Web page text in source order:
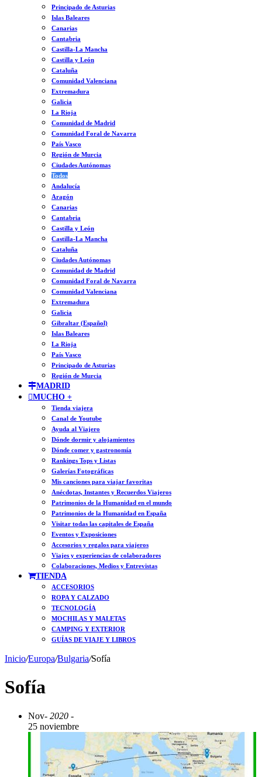
Principado de Asturias
Islas Baleares
Canarias
Cantabria
Castilla-La Mancha
Castilla y León
Cataluña
Comunidad Valenciana
Extremadura
Galicia
La Rioja
Comunidad de Madrid
Comunidad Foral de Navarra
País Vasco
Región de Murcia
Ciudades Autónomas
Todos
Andalucía
Aragón
Canarias
Cantabria
Castilla y León
Castilla-La Mancha
Cataluña
Ciudades Autónomas
Comunidad de Madrid
Comunidad Foral de Navarra
Comunidad Valenciana
Extremadura
Galicia
Gibraltar (Español)
Islas Baleares
La Rioja
País Vasco
Principado de Asturias
Región de Murcia
MADRID
MUCHO +
Tienda viajera
Canal de Youtube
Ayuda al Viajero
Dónde dormir y alojamientos
Dónde comer y gastronomía
Rankings Tops y Listas
Galerías Fotográficas
Mis canciones para viajar favoritas
Anécdotas, Instantes y Recuerdos Viajeros
Patrimonios de la Humanidad en el mundo
Patrimonios de la Humanidad en España
Visitar todas las capitales de España
Eventos y Exposiciones
Accesorios y regalos para viajeros
Viajes y experiencias de colaboradores
Colaboraciones, Medios y Entrevistas
TIENDA
ACCESORIOS
ROPA Y CALZADO
TECNOLOGÍA
MOCHILAS Y MALETAS
CAMPING Y EXTERIOR
GUÍAS DE VIAJE Y LIBROS
Inicio/Europa/Bulgaria/Sofía
Sofía
Nov- 2020 -
25 noviembre